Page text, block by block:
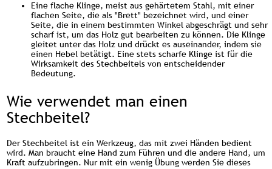
Eine flache Klinge, meist aus gehärtetem Stahl, mit einer
flachen Seite, die als "Brett" bezeichnet wird, und einer
Seite, die in einem bestimmten Winkel abgeschrägt und sehr
scharf ist, um das Holz gut bearbeiten zu können. Die Klinge
gleitet unter das Holz und drückt es auseinander, indem sie
einen Hebel betätigt. Eine stets scharfe Klinge ist für die
Wirksamkeit des Stechbeitels von entscheidender
Bedeutung.
Wie verwendet man einen
Stechbeitel?
Der Stechbeitel ist ein Werkzeug, das mit zwei Händen bedient
wird. Man braucht eine Hand zum Führen und die andere Hand, um
Kraft aufzubringen. Nur mit ein wenig Übung werden Sie dieses